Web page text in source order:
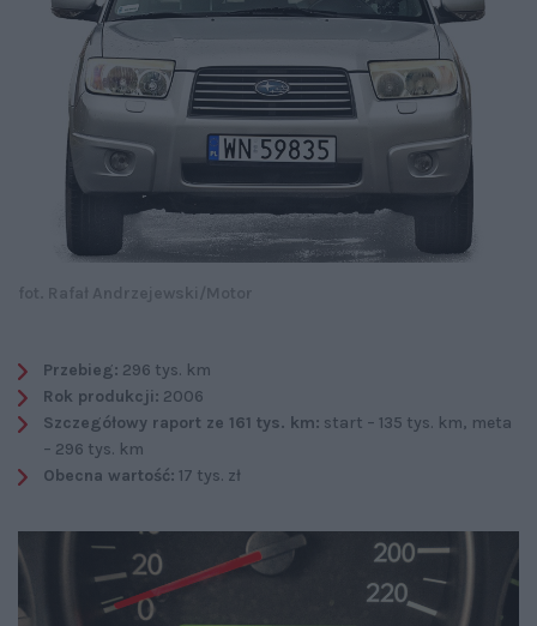
Przebieg: 296 tys. km
Rok produkcji: 2006
Szczegółowy raport ze 161 tys. km: start – 135 tys. km, meta
– 296 tys. km
Obecna wartość: 17 tys. zł